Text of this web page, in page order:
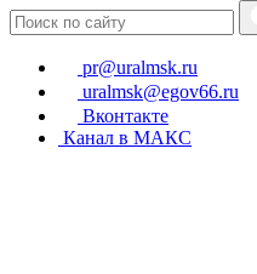
pr@uralmsk.ru
uralmsk@egov66.ru
Вконтакте
Канал в МАКС